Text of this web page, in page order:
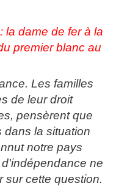
la dame de fer à la
premier blanc au
Les familles
de leur droit
pensèrent que
dans la situation
notre pays
ne
sur cette question.